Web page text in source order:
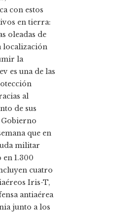
con estos
en tierra:
oleadas de
localización
la
es una de las
al
de sus
Gobierno
que en
militar
1.300
cuatro
Iris-T,
antiaérea
junto a los